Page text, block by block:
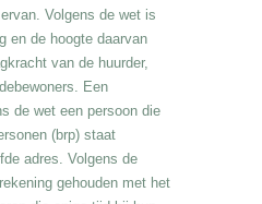
Volgens de wet is
en de hoogte daarvan
van de huurder,
Een
de wet een persoon die
(brp) staat
adres. Volgens de
gehouden met het